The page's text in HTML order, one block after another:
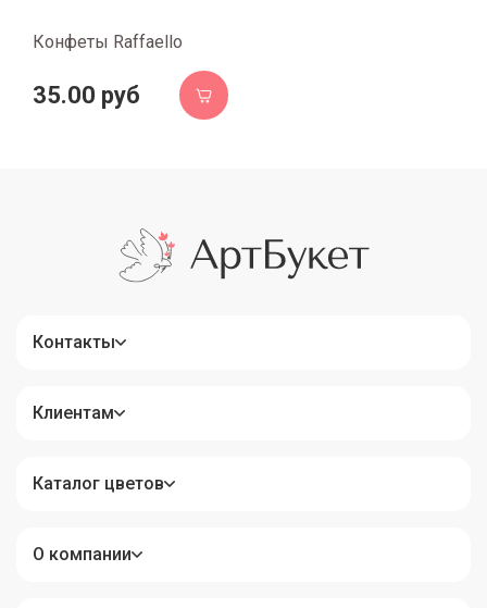
Конфеты Raffaello
35.00 руб
Контакты
Клиентам
Каталог цветов
О компании